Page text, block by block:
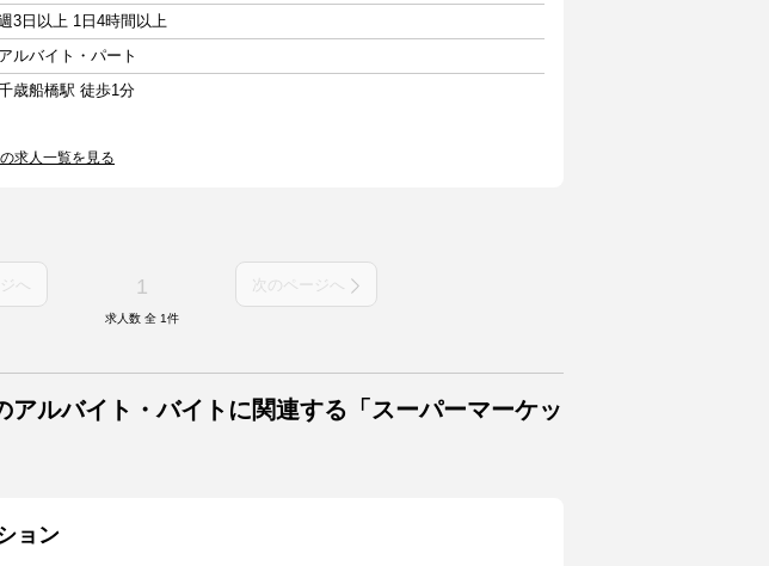
3日以上 1日4時間以上
アルバイト・パート
歳船橋駅 徒歩1分
求人一覧を見る
へ 1 次のページへ
求人数 全 1件
アルバイト・バイトに関連する「スーパーマーケッ
ョン